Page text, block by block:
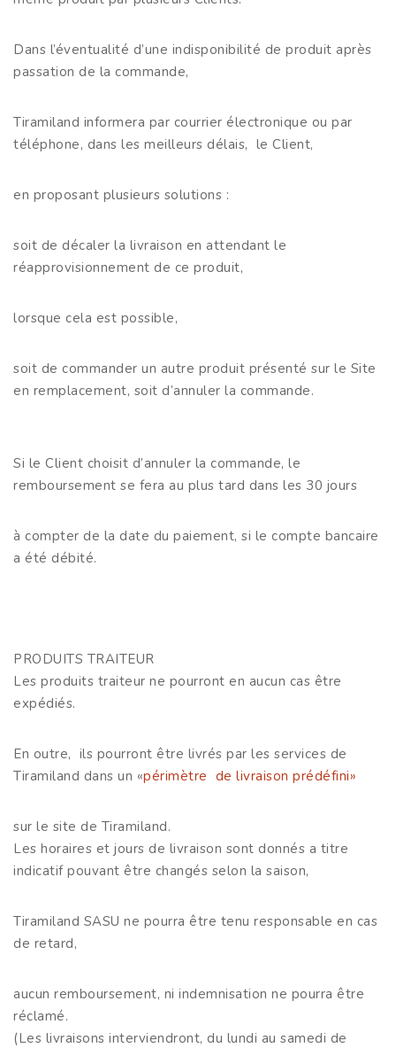
Dans l’éventualité d’une indisponibilité de produit après
passation de la commande,
Tiramiland informera par courrier électronique ou par
téléphone, dans les meilleurs délais, le Client,
en proposant plusieurs solutions :
soit de décaler la livraison en attendant le
réapprovisionnement de ce produit,
lorsque cela est possible,
soit de commander un autre produit présenté sur le Site
en remplacement, soit d’annuler la commande.
Si le Client choisit d’annuler la commande, le
remboursement se fera au plus tard dans les 30 jours
à compter de la date du paiement, si le compte bancaire
a été débité.
PRODUITS TRAITEUR
Les produits traiteur ne pourront en aucun cas être
expédiés.
En outre, ils pourront être livrés par les services de
Tiramiland dans un «périmètre de livraison prédéfini»
sur le site de Tiramiland.
Les horaires et jours de livraison sont donnés a titre
indicatif pouvant être changés selon la saison,
Tiramiland SASU ne pourra être tenu responsable en cas
de retard,
aucun remboursement, ni indemnisation ne pourra être
réclamé.
(Les livraisons interviendront, du lundi au samedi de